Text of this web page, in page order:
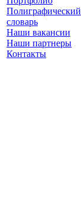
Полиграфический
словарь
Наши вакансии
Наши партнеры
Контакты